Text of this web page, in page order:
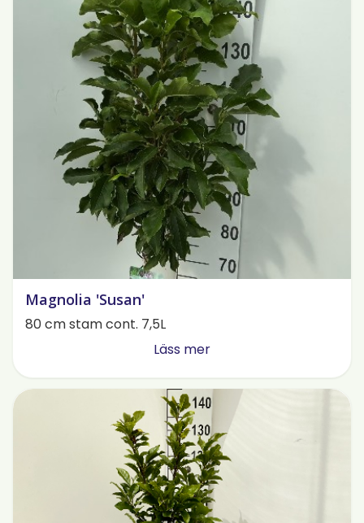
Magnolia 'Susan'
80 cm stam cont. 7,5L
Läss mer